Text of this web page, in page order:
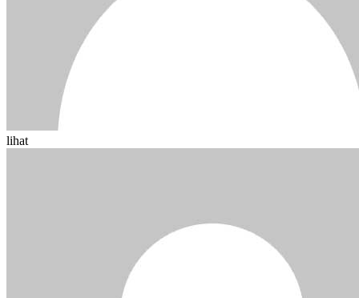
lihat